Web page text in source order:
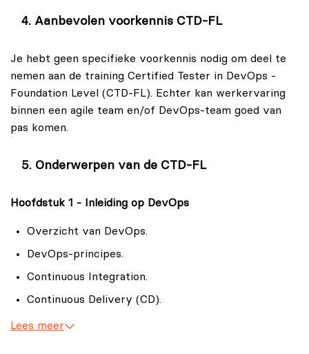
de CTD-FL certificering kunt behalen. Met de CTD-FL
verschillende Software Development Life Cycles
Let op: Er is geen examenvoucher inbegrepen bij de
CTD-FL training.
ons aanschaffen.
Kennis van diverse technologieën die binnen
Kennis van geautomatiseerde implementaties en
testautomatisering.
Inzicht in cloudtechnologie en de toepassing ervan
binnen DevOps.
betrekking tot DevOps.
zoals:
Nagios.
Aanbevolen voorkennis CTD-FL
Je hebt geen specifieke voorkennis nodig om deel te
nemen aan de training Certified Tester in DevOps -
Foundation Level (CTD-FL). Echter kan werkervaring
binnen een agile team en/of DevOps-team goed van
pas komen.
Onderwerpen van de CTD-FL
Hoofdstuk 1 - Inleiding op DevOps
Overzicht van DevOps.
DevOps-principes.
Continuous Integration.
Continuous Delivery (CD).
Continuous Deployment.
Lees meer